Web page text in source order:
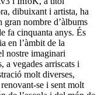
dibuixant i artista, ha
gran nombre d’àlbums
fa cinquanta anys. És
en l’àmbit de la
nostre imaginari
a vegades arriscats i
molt diverses,
se i sent molt